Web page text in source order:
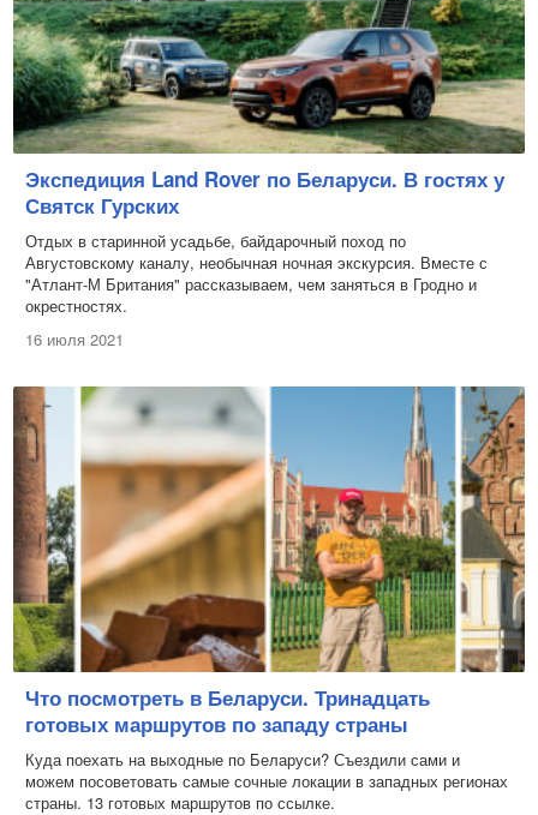
Экспедиция Land Rover по Беларуси. В гостях у
Святск Гурских
Отдых в старинной усадьбе, байдарочный поход по
Августовскому каналу, необычная ночная экскурсия. Вместе с
"Атлант-М Британия" рассказываем, чем заняться в Гродно и
окрестностях.
16 июля 2021
Что посмотреть в Беларуси. Тринадцать
готовых маршрутов по западу страны
Куда поехать на выходные по Беларуси? Съездили сами и
можем посоветовать самые сочные локации в западных регионах
страны. 13 готовых маршрутов по ссылке.